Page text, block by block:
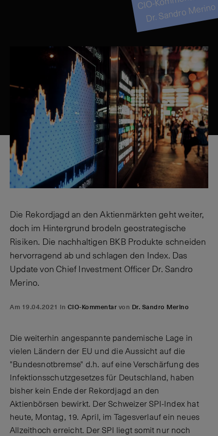
Dr. Sandro Merino
Die Rekordjagd an den Aktienmärkten geht weiter,
doch im Hintergrund brodeln geostrategische
Risiken. Die nachhaltigen BKB Produkte schneiden
hervorragend ab und schlagen den Index. Das
Update von Chief Investment Officer Dr. Sandro
Merino.
Am 19.04.2021 in CIO-Kommentar von Dr. Sandro Merino
Die weiterhin angespannte pandemische Lage in
vielen Ländern der EU und die Aussicht auf die
"Bundesnotbremse" d.h. auf eine Verschärfung des
Infektionsschutzgesetzes für Deutschland, haben
bisher kein Ende der Rekordjagd an den
Aktienbörsen bewirkt. Der Schweizer SPI-Index hat
heute, Montag, 19. April, im Tagesverlauf ein neues
Allzeithoch erreicht. Der SPI liegt somit nur noch